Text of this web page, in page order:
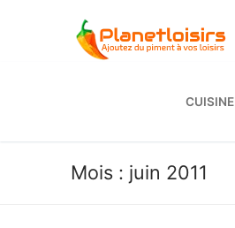
CUISINE
Mois : juin 2011